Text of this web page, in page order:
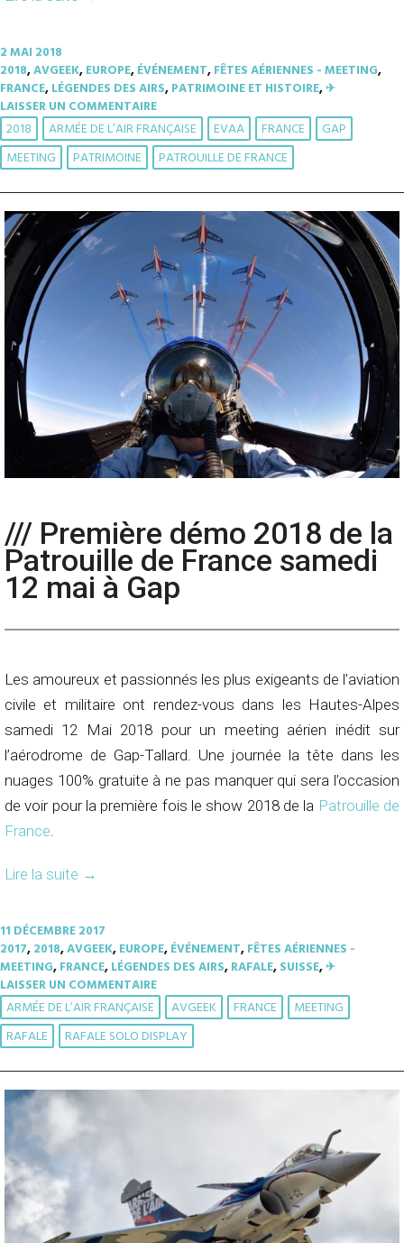
2 MAI 2018
2018,AVGEEK,EUROPE,ÉVÉNEMENT,FÊTES AÉRIENNES - MEETING,
FRANCE,LÉGENDES DES AIRS,PATRIMOINE ET HISTOIRE,✈︎
LAISSER UN COMMENTAIRE
2018 ARMÉE DE L’AIR FRANÇAISE EVAA FRANCE
GAP
MEETING
PATRIMOINE PATROUILLE DE FRANCE
/// Première démo 2018 de la
Patrouille de France samedi
12 mai à Gap
Les amoureux et passionnés les plus exigeants de l’aviation
civile et militaire ont rendez-vous dans les Hautes-Alpes
samedi 12 Mai 2018 pour un meeting aérien inédit sur
l’aérodrome de Gap-Tallard. Une journée la tête dans les
nuages 100% gratuite à ne pas manquer qui sera l’occasion
de voir pour la première fois le show 2018 de la Patrouille de
France
Lire la suite →
11 DÉCEMBRE 2017
2017,2018,AVGEEK,EUROPE,ÉVÉNEMENT,FÊTES AÉRIENNES -
MEETING,FRANCE,LÉGENDES DES AIRS,RAFALE,SUISSE,✈︎
LAISSER UN COMMENTAIRE
ARMÉE DE L’AIR FRANÇAISE AVGEEK FRANCE
MEETING
RAFALE
RAFALE SOLO DISPLAY